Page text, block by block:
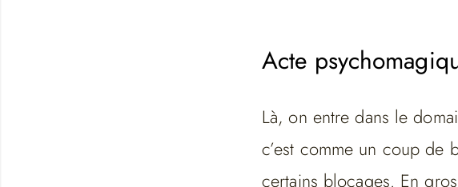
Acte
Là, on entre dans le
c’est comme un coup de
certains blocages. En